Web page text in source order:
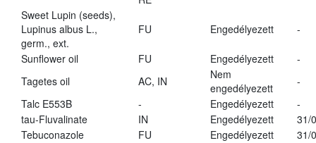
Sweet Lupin (seeds),
Lupinus albus L.,
germ., ext.
FU Engedélyezett -
Sunflower oil FU Engedélyezett
-
Tagetes oil
AC, IN
Nem
engedélyezett
-
Talc E553B
- Engedélyezett
-
tau-Fluvalinate
IN Engedélyezett
31/
Tebuconazole
FU Engedélyezett
31/